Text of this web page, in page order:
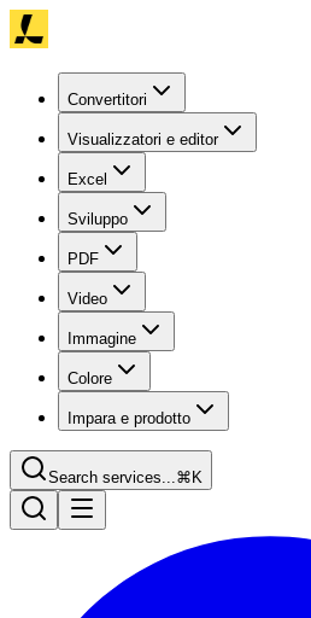
Convertitori
Visualizzatori e editor
Excel
Sviluppo
PDF
Video
Immagine
Colore
Impara e prodotto
Search services...⌘K